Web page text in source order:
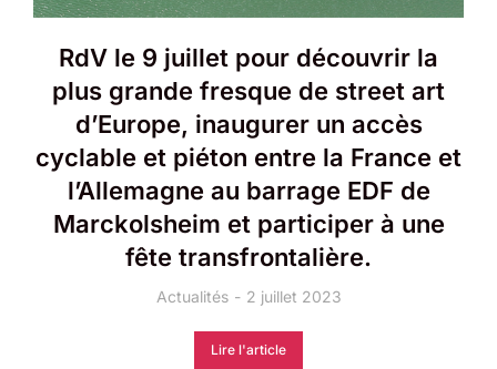
RdV le 9 juillet pour découvrir la
plus grande fresque de street art
d’Europe, inaugurer un accès
cyclable et piéton entre la France et
l’Allemagne au barrage EDF de
Marckolsheim et participer à une
fête transfrontalière.
Actualités 2 juillet 2023
Lire l'article